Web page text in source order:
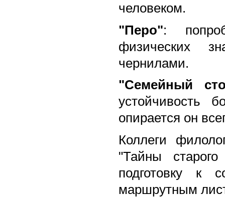
человеком.
"Перо":
физических
чернилами.
"Семейный
устойчивость
опирается он
Коллеги
"Тайны
подготовку к
маршрутным